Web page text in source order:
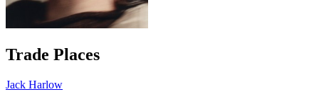
Trade Places
Jack Harlow